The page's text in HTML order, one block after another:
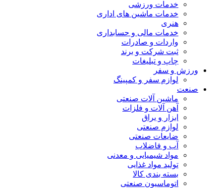
خدمات ورزشی
خدمات ماشین های اداری
هنری
خدمات مالی و حسابداری
واردات و صادرات
ثبت شرکت و برند
چاپ و تبلیغات
ورزش و سفر
لوازم سفر و کمپینگ
صنعت
ماشین آلات صنعتی
آهن آلات و فلزات
ابزار و یراق
لوازم صنعتی
ضایعات صنعتی
آب و فاضلاب
مواد شیمیایی و معدنی
تولید مواد غذایی
بسته بندی کالا
اتوماسیون صنعتی